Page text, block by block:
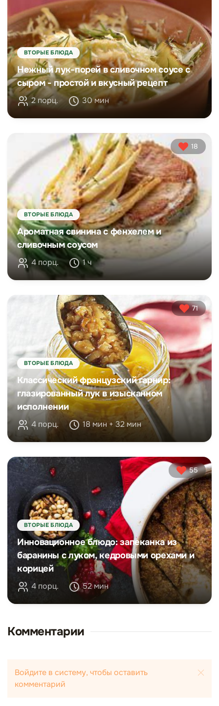
ВТОРЫЕ БЛЮДА
Нежный лук-порей в сливочном соусе с
сыром - простой и вкусный рецепт
2 порц. 30 мин
18
ВТОРЫЕ БЛЮДА
Ароматная свинина с фенхелем и
сливочным соусом
4 порц. 1 ч
71
ВТОРЫЕ БЛЮДА
Классический французский гарнир:
глазированный лук в изысканном
исполнении
4 порц. 18 мин + 32 мин
55
ВТОРЫЕ БЛЮДА
Инновационное блюдо: запеканка из
баранины с луком, кедровыми орехами и
корицей
4 порц. 52 мин
Комментарии
Войдите в систему, чтобы оставить
комментарий